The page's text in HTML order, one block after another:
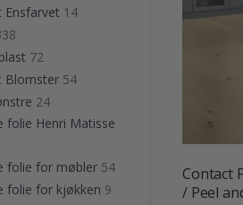
Contact
/ Peel
Ensfarvet 14
72
Blomster 54
24
folie Henri Matisse
folie for møbler 54
folie for kjøkken 9